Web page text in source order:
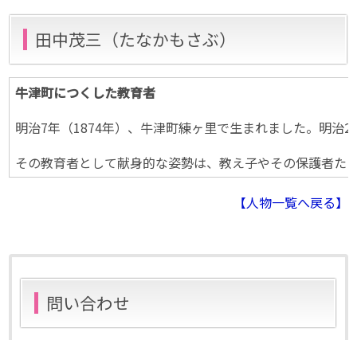
田中茂三（たなかもさぶ）
牛津町につくした教育者
明治7年（1874年）、牛津町練ヶ里で生まれました。明治
その教育者として献身的な姿勢は、教え子やその保護者
【人物一覧へ戻る】
問い合わせ